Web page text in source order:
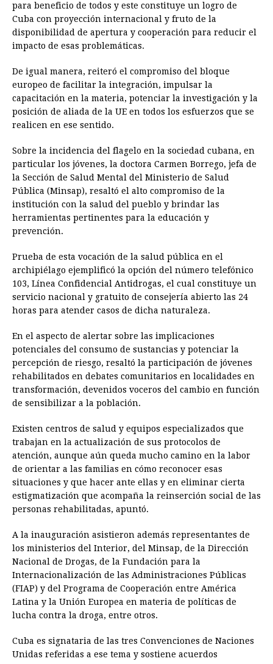
para beneficio de todos y este constituye un logro de
Cuba con proyección internacional y fruto de la
disponibilidad de apertura y cooperación para reducir el
impacto de esas problemáticas.
De igual manera, reiteró el compromiso del bloque
europeo de facilitar la integración, impulsar la
capacitación en la materia, potenciar la investigación y la
posición de aliada de la UE en todos los esfuerzos que se
realicen en ese sentido.
Sobre la incidencia del flagelo en la sociedad cubana, en
particular los jóvenes, la doctora Carmen Borrego, jefa de
la Sección de Salud Mental del Ministerio de Salud
Pública (Minsap), resaltó el alto compromiso de la
institución con la salud del pueblo y brindar las
herramientas pertinentes para la educación y
prevención.
Prueba de esta vocación de la salud pública en el
archipiélago ejemplificó la opción del número telefónico
103, Línea Confidencial Antidrogas, el cual constituye un
servicio nacional y gratuito de consejería abierto las 24
horas para atender casos de dicha naturaleza.
En el aspecto de alertar sobre las implicaciones
potenciales del consumo de sustancias y potenciar la
percepción de riesgo, resaltó la participación de jóvenes
rehabilitados en debates comunitarios en localidades en
transformación, devenidos voceros del cambio en función
de sensibilizar a la población.
Existen centros de salud y equipos especializados que
trabajan en la actualización de sus protocolos de
atención, aunque aún queda mucho camino en la labor
de orientar a las familias en cómo reconocer esas
situaciones y que hacer ante ellas y en eliminar cierta
estigmatización que acompaña la reinserción social de las
personas rehabilitadas, apuntó.
A la inauguración asistieron además representantes de
los ministerios del Interior, del Minsap, de la Dirección
Nacional de Drogas, de la Fundación para la
Internacionalización de las Administraciones Públicas
(FIAP) y del Programa de Cooperación entre América
Latina y la Unión Europea en materia de políticas de
lucha contra la droga, entre otros.
Cuba es signataria de las tres Convenciones de Naciones
Unidas referidas a ese tema y sostiene acuerdos